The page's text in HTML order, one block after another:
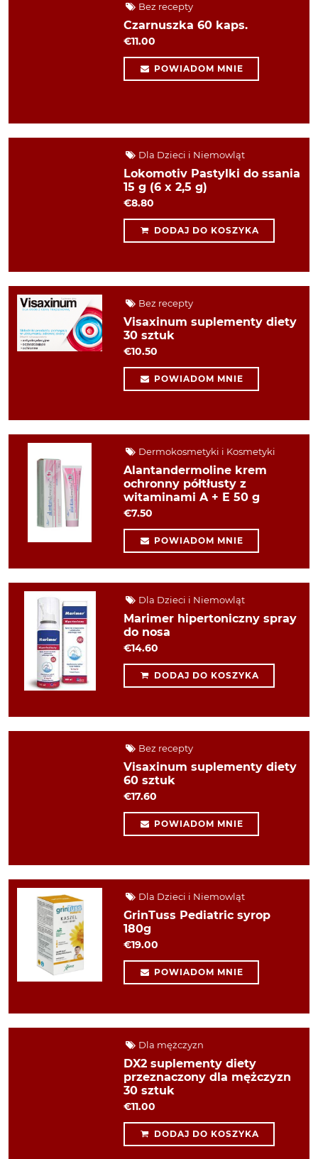
Bez recepty
Czarnuszka 60 kaps.
€11.00
POWIADOM MNIE
Dla Dzieci i Niemowląt
Lokomotiv Pastylki do ssania
15 g (6 x 2,5 g)
€8.80
DODAJ DO KOSZYKA
Bez recepty
Visaxinum suplementy diety
30 sztuk
€10.50
POWIADOM MNIE
Dermokosmetyki i Kosmetyki
Alantandermoline krem
ochronny półtłusty z
witaminami A + E 50 g
€7.50
POWIADOM MNIE
Dla Dzieci i Niemowląt
Marimer hipertoniczny spray
do nosa
€14.60
DODAJ DO KOSZYKA
Bez recepty
Visaxinum suplementy diety
60 sztuk
€17.60
POWIADOM MNIE
Dla Dzieci i Niemowląt
GrinTuss Pediatric syrop
180g
€19.00
POWIADOM MNIE
Dla mężczyzn
DX2 suplementy diety
przeznaczony dla mężczyzn
30 sztuk
€11.00
DODAJ DO KOSZYKA